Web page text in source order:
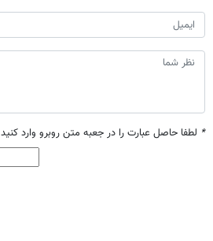
* لطفا حاصل عبارت را در جعبه متن روبرو وارد کنید